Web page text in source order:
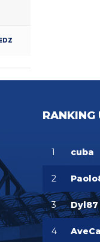
1 cuba
2
3 Dyl87
4